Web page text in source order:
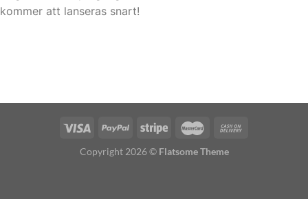
kommer att lanseras snart!
Copyright 2026 © Flatsome Theme